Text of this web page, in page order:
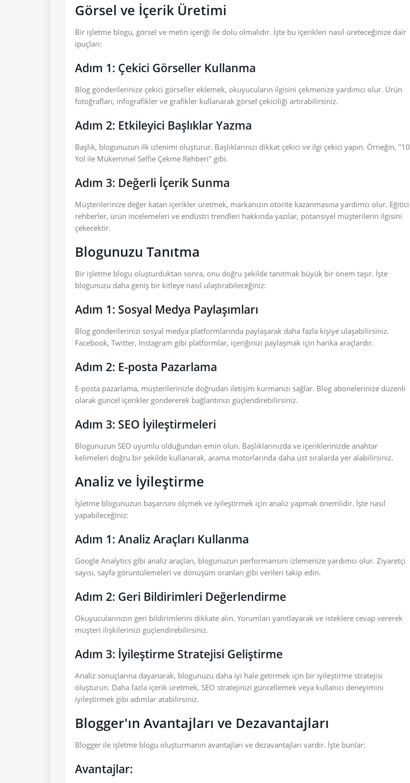
Görsel ve İçerik Üretimi
Bir işletme blogu, görsel ve metin içeriği ile dolu olmalıdır. İşte bu içerikleri nasıl üreteceğinize dair
ipuçları:
Adım 1: Çekici Görseller Kullanma
Blog gönderilerinize çekici görseller eklemek, okuyucuların ilgisini çekmenize yardımcı olur. Ürün
fotoğrafları, infografikler ve grafikler kullanarak görsel çekiciliği artırabilirsiniz.
Adım 2: Etkileyici Başlıklar Yazma
Başlık, blogunuzun ilk izlenimi oluşturur. Başlıklarınızı dikkat çekici ve ilgi çekici yapın. Örneğin, "10
Yol ile Mükemmel Selfie Çekme Rehberi" gibi.
Adım 3: Değerli İçerik Sunma
Müşterilerinize değer katan içerikler üretmek, markanızın otorite kazanmasına yardımcı olur. Eğitici
rehberler, ürün incelemeleri ve endüstri trendleri hakkında yazılar, potansiyel müşterilerin ilgisini
çekecektir.
Blogunuzu Tanıtma
Bir işletme blogu oluşturduktan sonra, onu doğru şekilde tanıtmak büyük bir önem taşır. İşte
blogunuzu daha geniş bir kitleye nasıl ulaştırabileceğiniz:
Adım 1: Sosyal Medya Paylaşımları
Blog gönderilerinizi sosyal medya platformlarında paylaşarak daha fazla kişiye ulaşabilirsiniz.
Facebook, Twitter, Instagram gibi platformlar, içeriğinizi paylaşmak için harika araçlardır.
Adım 2: E-posta Pazarlama
E-posta pazarlama, müşterilerinizle doğrudan iletişim kurmanızı sağlar. Blog abonelerinize düzenli
olarak güncel içerikler göndererek bağlantınızı güçlendirebilirsiniz.
Adım 3: SEO İyileştirmeleri
Blogunuzun SEO uyumlu olduğundan emin olun. Başlıklarınızda ve içeriklerinizde anahtar
kelimeleri doğru bir şekilde kullanarak, arama motorlarında daha üst sıralarda yer alabilirsiniz.
Analiz ve İyileştirme
İşletme blogunuzun başarısını ölçmek ve iyileştirmek için analiz yapmak önemlidir. İşte nasıl
yapabileceğiniz:
Adım 1: Analiz Araçları Kullanma
Google Analytics gibi analiz araçları, blogunuzun performansını izlemenize yardımcı olur. Ziyaretçi
sayısı, sayfa görüntülemeleri ve dönüşüm oranları gibi verileri takip edin.
Adım 2: Geri Bildirimleri Değerlendirme
Okuyucularınızın geri bildirimlerini dikkate alın. Yorumları yanıtlayarak ve isteklere cevap vererek
müşteri ilişkilerinizi güçlendirebilirsiniz.
Adım 3: İyileştirme Stratejisi Geliştirme
Analiz sonuçlarına dayanarak, blogunuzu daha iyi hale getirmek için bir iyileştirme stratejisi
oluşturun. Daha fazla içerik üretmek, SEO stratejinizi güncellemek veya kullanıcı deneyimini
iyileştirmek gibi adımlar atabilirsiniz.
Blogger'ın Avantajları ve Dezavantajları
Blogger ile işletme blogu oluşturmanın avantajları ve dezavantajları vardır. İşte bunlar:
Avantajlar: